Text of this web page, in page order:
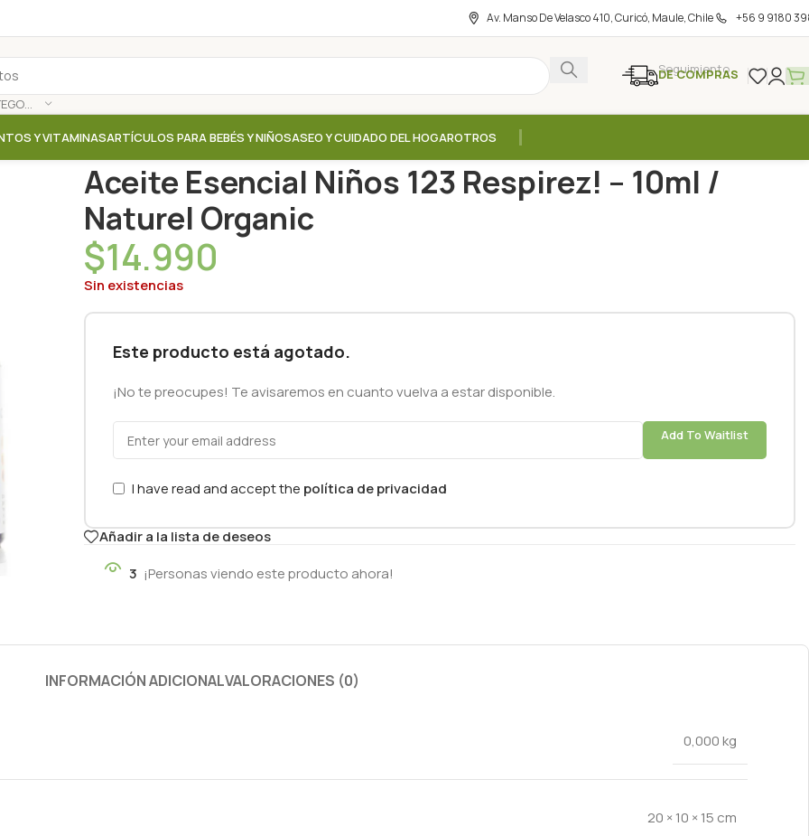
Av. Manso De Velasco 410, Curicó, Maule, Chile +56 9 9180
SELECCIONAR CATEGORÍA
Seguimiento
DE COMPRAS
Y VITAMINASARTÍCULOS PARA BEBÉS Y NIÑOSASEO Y CUIDADO DEL HOGAROTROS
Aceite Esencial Niños 123 Respirez! – 10ml /
Naturel Organic
$14.990
Sin existencias
Este producto está agotado.
¡No te preocupes! Te avisaremos en cuanto vuelva a estar disponible.
Add To Waitlist
I have read and accept the política de privacidad
Añadir a la lista de deseos
3 ¡Personas viendo este producto ahora!
INFORMACIÓN ADICIONALVALORACIONES (0)
0,000 kg
20 × 10 × 15 cm